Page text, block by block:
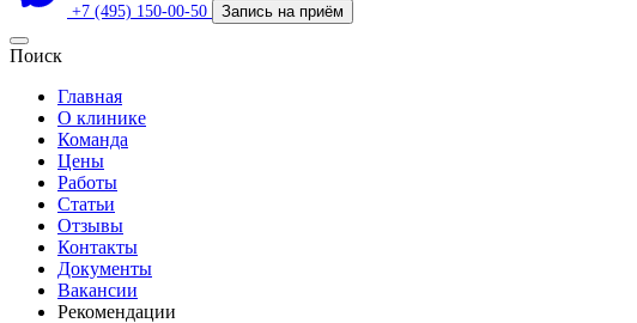
+7 (495) 150-00-50 Запись на приём
Поиск
Главная
О клинике
Команда
Цены
Работы
Статьи
Отзывы
Контакты
Документы
Вакансии
Рекомендации